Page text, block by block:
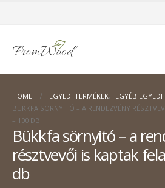
HOME EGYEDI TERMÉKEK,
EGYÉB EGYEDI
BÜKKFA SÖRNYITÓ – A RENDEZVÉNY
– 100 DB
Bükkfa sörnyitó – a
résztvevői is kaptak
db